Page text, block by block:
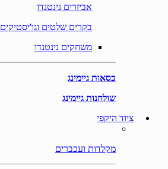
אביזרים נינטנדו
בקרים שלטים וגו'יסטיקים
משחקים נינטנדו
כסאות גיימינג
שולחנות גיימינג
ציוד היקפי
מקלדות ועכברים